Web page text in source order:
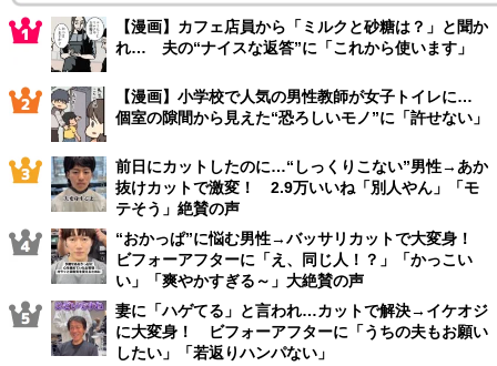
【漫画】カフェ店員から「ミルクと砂糖は？」と聞か
れ… 夫の“ナイスな返答”に「これから使います」
【漫画】小学校で人気の男性教師が女子トイレに…
個室の隙間から見えた“恐ろしいモノ”に「許せない」
前日にカットしたのに…“しっくりこない”男性→あか
抜けカットで激変！ 2.9万いいね「別人やん」「モ
テそう」絶賛の声
“おかっぱ”に悩む男性→バッサリカットで大変身！
ビフォーアフターに「え、同じ人！？」「かっこい
い」「爽やかすぎる～」大絶賛の声
妻に「ハゲてる」と言われ…カットで解決→イケオジ
に大変身！ ビフォーアフターに「うちの夫もお願い
したい」「若返りハンパない」